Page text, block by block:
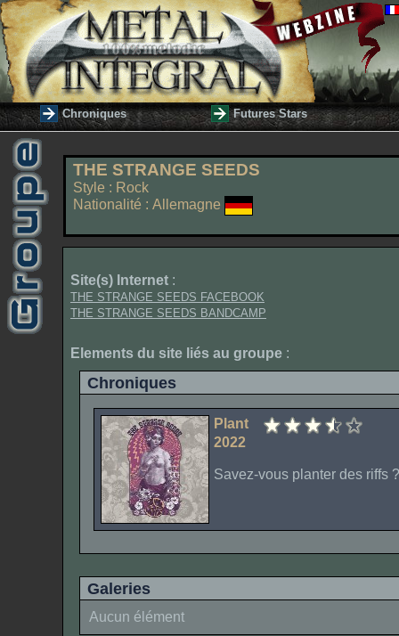
Chroniques Futures Stars
THE STRANGE SEEDS
Style : Rock
Nationalité : Allemagne
Site(s) Internet :
THE STRANGE SEEDS FACEBOOK
THE STRANGE SEEDS BANDCAMP
Elements du site liés au groupe :
Chroniques
Plant
2022
Savez-vous planter des riffs ?
Galeries
Aucun élément